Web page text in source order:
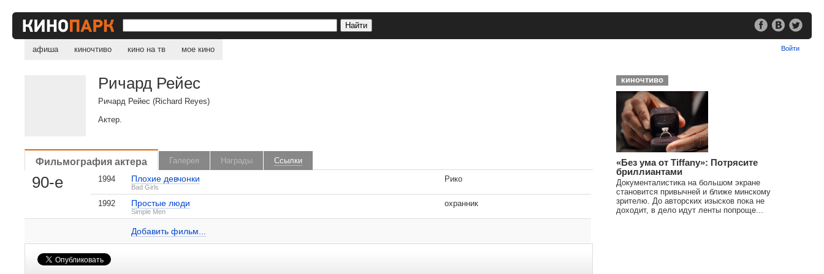
афиша киночтиво кино на тв мое кино Войти
Ричард Рейес
Ричард Рейес (Richard Reyes)
Актер.
Фильмография актера Галерея Награды Ссылки
90-е 1994 Плохие девчонки
Bad Girls
Рико
1992 Простые люди
Simple Men
охранник
Добавить фильм...
Ричард Рейес на IMDB.com
, поделитесь своим мнением
киночтиво
«Без ума от Tiffany»: Потрясите
бриллиантами
Документалистика на большом экране
становится привычней и ближе минскому
зрителю. До авторских изысков пока не
доходит, в дело идут ленты попроще...